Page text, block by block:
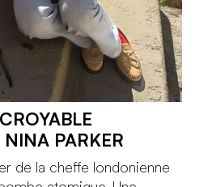
PARKER
de la cheffe londonienne